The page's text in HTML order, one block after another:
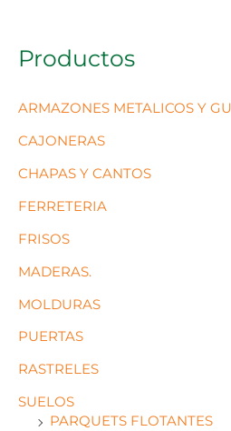
Productos
ARMAZONES METALICOS Y
CAJONERAS
CHAPAS Y CANTOS
FERRETERIA
FRISOS
MADERAS.
MOLDURAS
PUERTAS
RASTRELES
SUELOS
PARQUETS FLOTANTES